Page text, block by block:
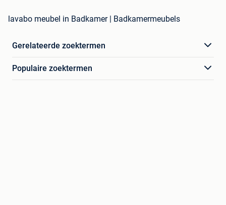
lavabo meubel in Badkamer | Badkamermeubels
Gerelateerde zoektermen
Populaire zoektermen